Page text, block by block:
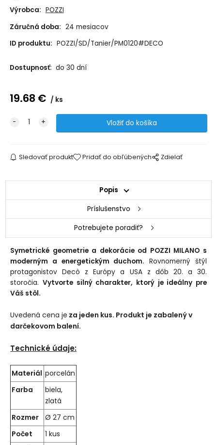
Výrobca: POZZI
Záručná doba: 24 mesiacov
ID produktu: POZZI/SD/Tanier/PM0120#DECO
Dostupnosť: do 30 dní
19.68 € ks
Sledovať produkt Pridať do obľúbených Zdielať
Popis
Príslušenstvo
Potrebujete poradiť?
Symetrické geometrie a dekorácie od POZZI MILANO s
moderným a energetickým duchom. Rovnomerný štýl
protagonistov Decò z Európy a USA z dôb 20. a 30.
storočia. Vytvorte silný charakter, ktorý je ideálny pre
Váš stôl.
Uvedená cena je za jeden kus. Produkt je zabalený v
darčekovom balení.
Technické údaje:
Materiál porcelán
Farba
biela,
zlatá
Rozmer
Ø 27 cm
Počet
1 kus